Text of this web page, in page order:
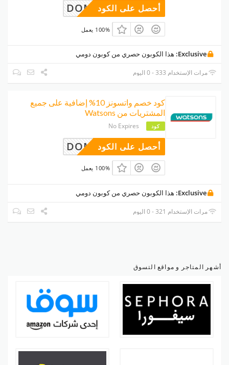
DOMI أحصل على الكود
100% يعمل
Exclusive: هذا الكوبون حصري من كوبون دومي
مرات الإستخدام 333 - 0 اليوم
كود خصم واتسونز 10% إضافية على جميع
المشتريات من Watsons
كود No Expires
DOMI أحصل على الكود
100% يعمل
Exclusive: هذا الكوبون حصري من كوبون دومي
مرات الإستخدام 321 - 0 اليوم
أشهر المتاجر و مواقع التسوق